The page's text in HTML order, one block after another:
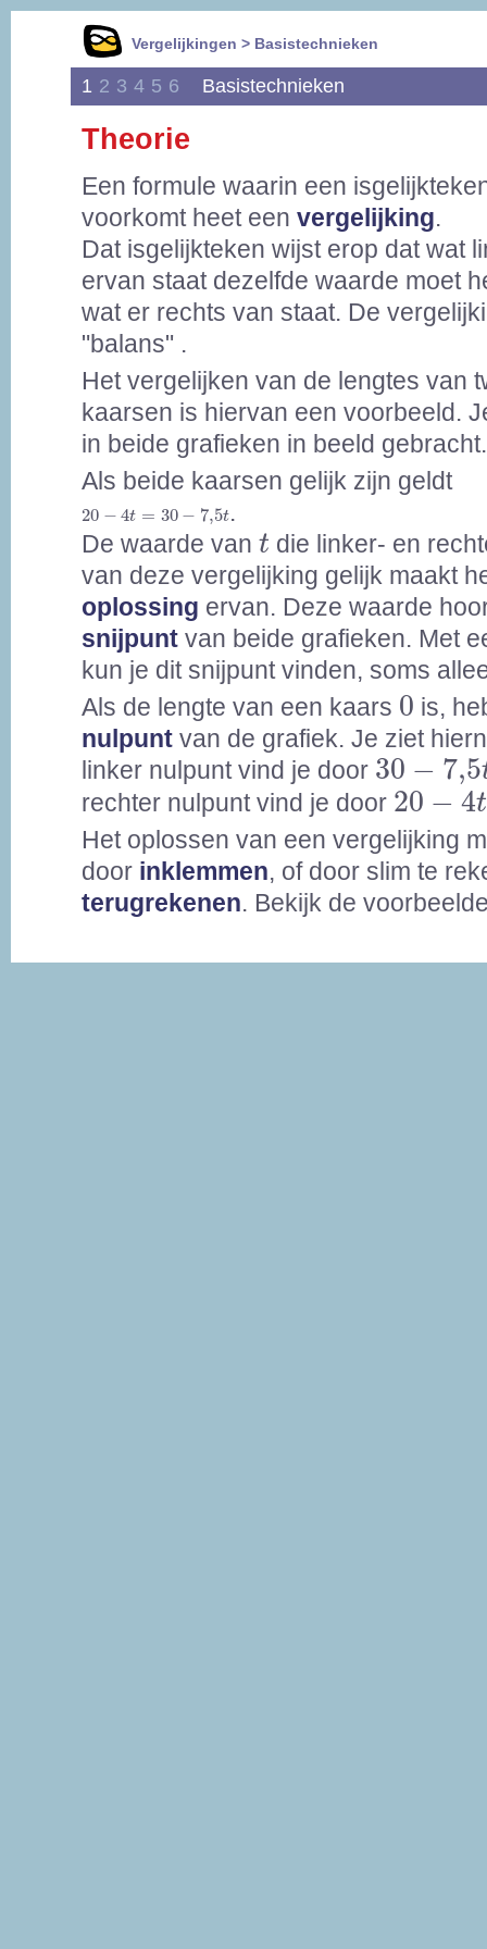
Vergelijkingen > Basistechnieken
1 2 3 4 5 6 Basistechnieken
Theorie
Een formule waarin een
voorkomt heet een vergelijking.
Dat isgelijkteken wijst erop dat wat
ervan staat dezelfde waarde moet
wat er rechts van staat. De
"balans" .
Het vergelijken van de lengtes van
kaarsen is hiervan een voorbeeld.
in beide grafieken in beeld gebracht.
Als beide kaarsen gelijk zijn geldt
20 − 4t = 30 − 7,5t
20 =30 7,5
.
De waarde van t
t die linker- en
van deze vergelijking gelijk maakt
oplossing ervan. Deze waarde
snijpunt van beide grafieken. Met
kun je dit snijpunt vinden, soms
Als de lengte van een kaars 0
0 is,
nulpunt van de grafiek. Je ziet
linker nulpunt vind je door 30 − 7,5
30-7,5t
rechter nulpunt vind je door 20 − 4t
20 4 t=
Het oplossen van een vergelijking
door inklemmen, of door slim te
terugrekenen. Bekijk de